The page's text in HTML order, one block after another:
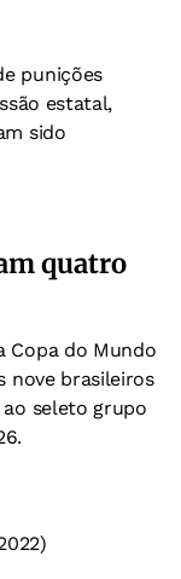
punições
estatal,
sido
quatro
Copa do Mundo
nove brasileiros
seleto grupo